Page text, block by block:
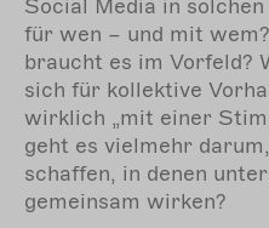
Social Media in
für wen – und mit
braucht es im Vorfeld?
sich für kollektive
wirklich „mit einer
geht es vielmehr
schaffen, in denen
gemeinsam wirken?